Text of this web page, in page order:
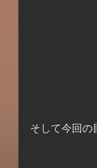
そして今回の